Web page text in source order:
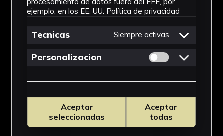
ejemplo, en los EE. UU. Política de privacidad
Tecnicas Siempre activas
Personalizacion Permitir cookies
Aceptar
seleccionadas
Aceptar
todas